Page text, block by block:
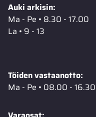
Auki arkisin:
Ma - Pe • 8.30 - 17.00
La • 9 - 13
Töiden vastaanotto:
Ma - Pe • 08.00 - 16.30